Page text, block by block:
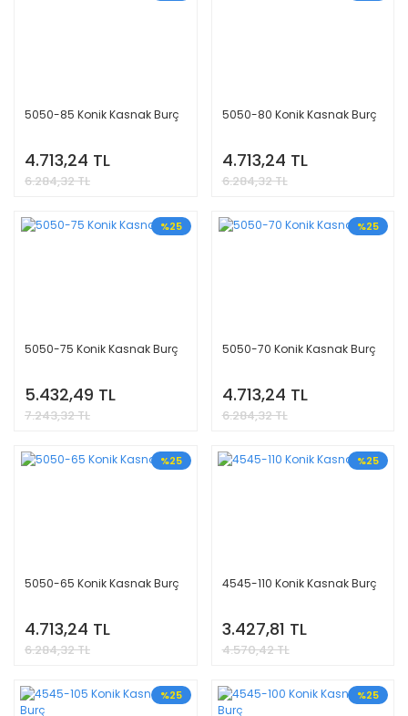
5050-85 Konik Kasnak Burç
4.713,24 TL
6.284,32 TL
5050-80 Konik Kasnak Burç
4.713,24 TL
6.284,32 TL
%25
5050-75 Konik Kasnak Burç
5.432,49 TL
7.243,32 TL
%25
5050-70 Konik Kasnak Burç
4.713,24 TL
6.284,32 TL
%25
5050-65 Konik Kasnak Burç
4.713,24 TL
6.284,32 TL
%25
4545-110 Konik Kasnak Burç
3.427,81 TL
4.570,42 TL
%25 %25